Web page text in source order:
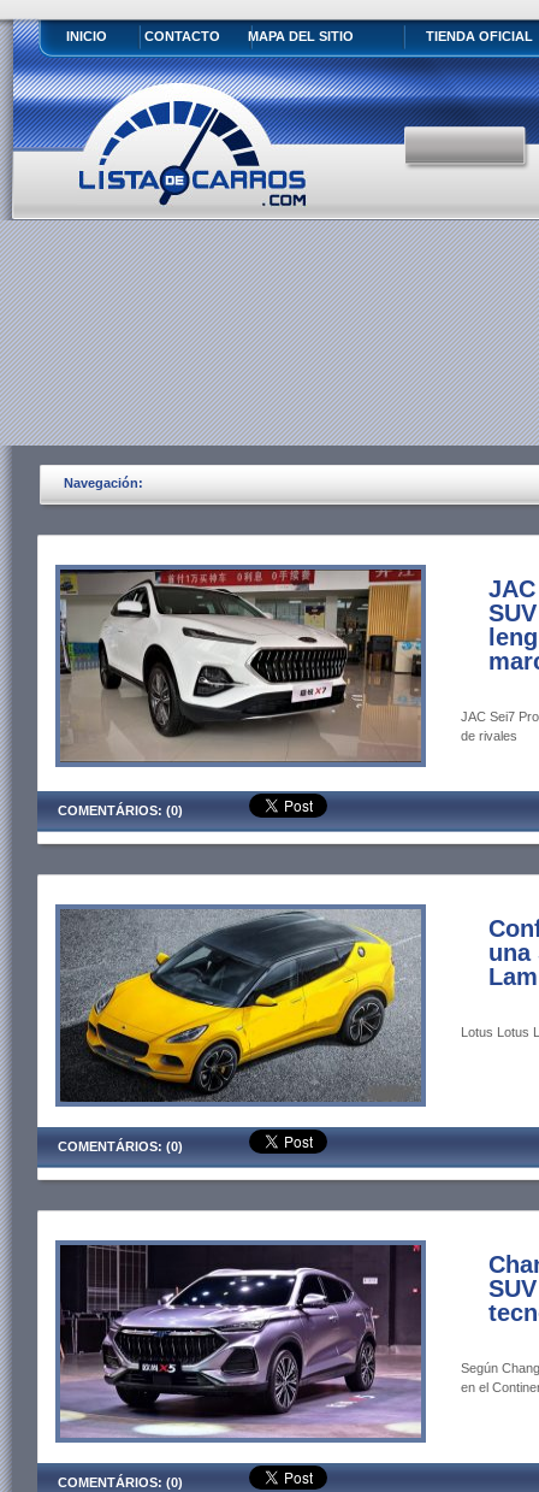
INICIO CONTACTO MAPA DEL SITIO TIENDA OFICIAL
Navegación:
JAC Sei7
de rivales
COMENTÁRIOS: (0)
una
Lotus Lotus
COMENTÁRIOS: (0)
Según
en el
COMENTÁRIOS: (0)